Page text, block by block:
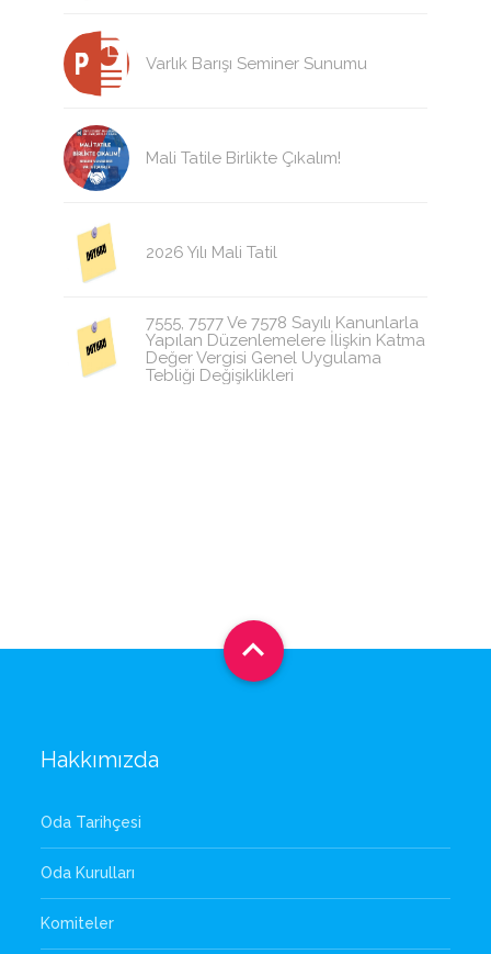
Varlık Barışı Seminer Sunumu
Mali Tatile Birlikte Çıkalım!
2026 Yılı Mali Tatil
7555, 7577 Ve 7578 Sayılı Kanunlarla
Yapılan Düzenlemelere İlişkin Katma
Değer Vergisi Genel Uygulama
Tebliği Değişiklikleri

Hakkımızda
Oda Tarihçesi
Oda Kurulları
Komiteler